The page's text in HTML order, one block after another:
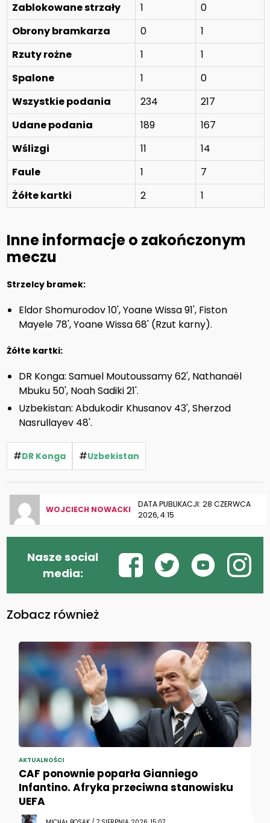
Zablokowane strzały
1
0
Obrony bramkarza
0
1
Rzuty rożne
1
1
Spalone
1
0
Wszystkie podania
234
217
Udane podania
189
167
Wślizgi
11
14
Faule
1
7
Żółte kartki
2 1
Inne informacje o zakończonym
meczu
Strzelcy bramek:
Eldor Shomurodov 10', Yoane Wissa 91', Fiston
Mayele 78', Yoane Wissa 68' (Rzut karny).
Żółte kartki:
DR Konga: Samuel Moutoussamy 62', Nathanaël
Mbuku 50', Noah Sadiki 21'.
Uzbekistan: Abdukodir Khusanov 43', Sherzod
Nasrullayev 48'.
#DR Konga #Uzbekistan
WOJCIECH NOWACKI
DATA PUBLIKACJI: 28 CZERWCA
2026, 4:15
Nasze social
media:
Zobacz również
AKTUALNOŚCI
CAF ponownie poparła Gianniego
Infantino. Afryka przeciwna stanowisku
UEFA